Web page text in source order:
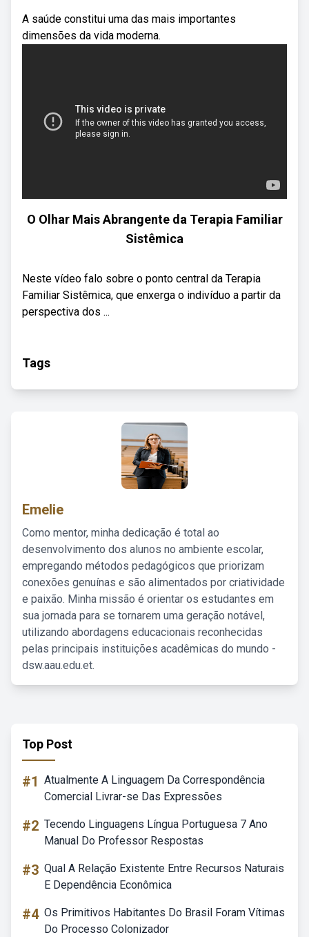
A saúde constitui uma das mais importantes
dimensões da vida moderna.
O Olhar Mais Abrangente da Terapia Familiar
Sistêmica
Neste vídeo falo sobre o ponto central da Terapia
Familiar Sistêmica, que enxerga o indivíduo a partir da
perspectiva dos ...
Tags
Emelie
Como mentor, minha dedicação é total ao
desenvolvimento dos alunos no ambiente escolar,
empregando métodos pedagógicos que priorizam
conexões genuínas e são alimentados por criatividade
e paixão. Minha missão é orientar os estudantes em
sua jornada para se tornarem uma geração notável,
utilizando abordagens educacionais reconhecidas
pelas principais instituições acadêmicas do mundo -
dsw.aau.edu.et.
Top Post
#1 Atualmente A Linguagem Da Correspondência
Comercial Livrar-se Das Expressões
#2 Tecendo Linguagens Língua Portuguesa 7 Ano
Manual Do Professor Respostas
#3 Qual A Relação Existente Entre Recursos Naturais
E Dependência Econômica
#4 Os Primitivos Habitantes Do Brasil Foram Vítimas
Do Processo Colonizador